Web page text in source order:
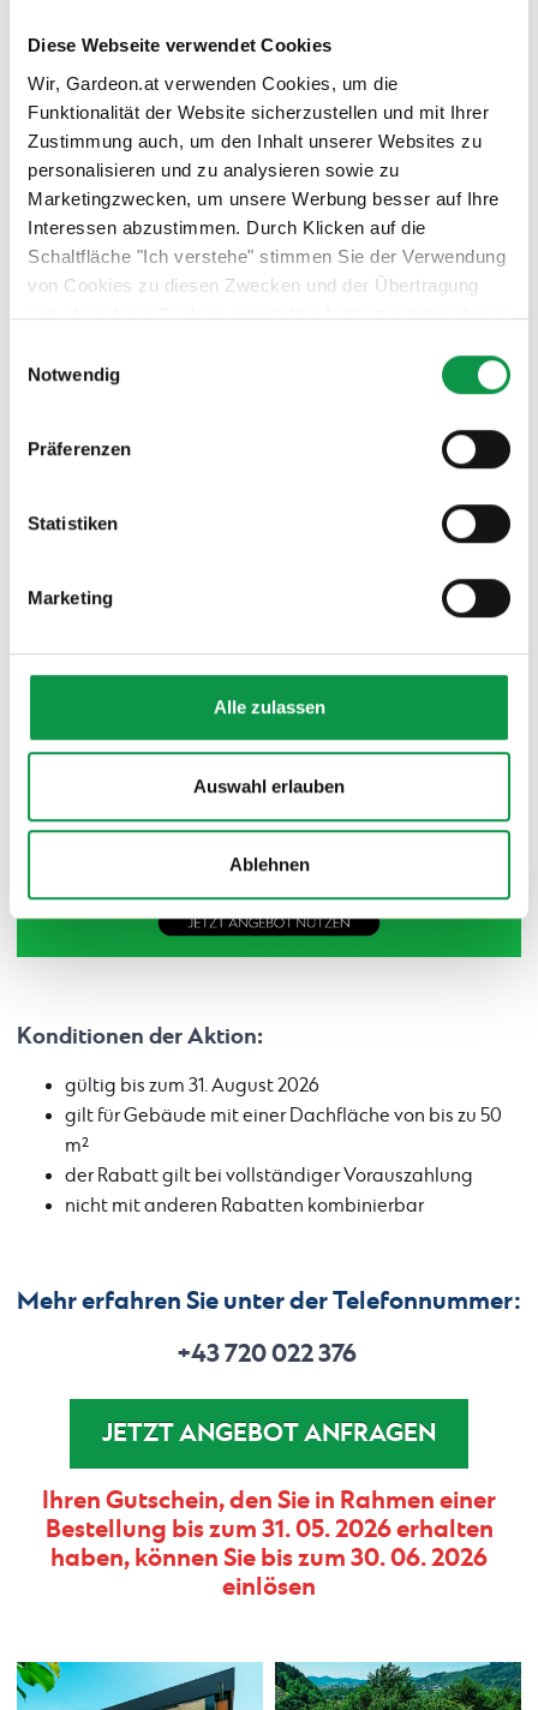
Diese Webseite verwendet Cookies
Wir, Gardeon.at verwenden Cookies, um die
Funktionalität der Website sicherzustellen und mit Ihrer
Zustimmung auch, um den Inhalt unserer Websites zu
personalisieren und zu analysieren sowie zu
Marketingzwecken, um unsere Werbung besser auf Ihre
Interessen abzustimmen. Durch Klicken auf die
Schaltfläche "Ich verstehe" stimmen Sie der Verwendung
von Cookies zu diesen Zwecken und der Übertragung
von über diese Cookies ermittelten Nutzungsdaten dieser
Werbung in sozialen Netzwerken und Werbenetzwerken
auf anderen Websites zu. Diese Zustimmung ist freiwillig
Informationen zu den verwendeten Cookies, zu Ihren
der Verwendung von Cookies nicht oder nur teilweise
zuzustimmen, finden Sie unter dem Link „Detaillierte
Notwendig
Präferenzen
Statistiken
Marketing
Alle zulassen
Auswahl erlauben
Ablehnen
Festigkeit
Reduzierte Bildung von Kondenswasser
Wirksame Lärmreduzierung von Regengeräuschen
Hält unterschiedlichsten Witterungsbedingungen
stand
Konditionen der Aktion:
gültig bis zum 31. August 2026
gilt für Gebäude mit einer Dachfläche von bis zu 50
m²
der Rabatt gilt bei vollständiger Vorauszahlung
nicht mit anderen Rabatten kombinierbar
Mehr erfahren Sie unter der Telefonnummer:
+43 720 022 376
JETZT ANGEBOT ANFRAGEN
Ihren Gutschein, den Sie in Rahmen einer
Bestellung bis zum 31. 05. 2026 erhalten
haben, können Sie bis zum 30. 06. 2026
einlösen